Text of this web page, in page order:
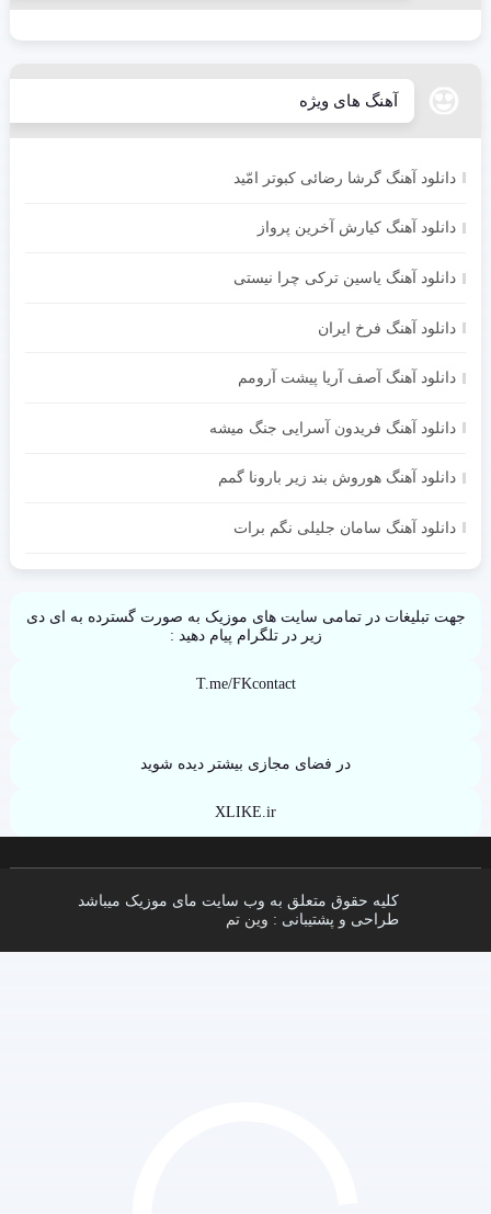
آهنگ های ویژه
دانلود آهنگ گرشا رضائی کبوتر امّید
دانلود آهنگ کیارش آخرین پرواز
دانلود آهنگ یاسین ترکی چرا نیستی
دانلود آهنگ فرخ ایران
دانلود آهنگ آصف آریا پیشت آرومم
دانلود آهنگ فریدون آسرایی جنگ میشه
دانلود آهنگ هوروش بند زیر بارونا گمم
دانلود آهنگ سامان جلیلی نگم برات
جهت تبلیغات در تمامی سایت های موزیک به صورت گسترده به ای دی
زیر در تلگرام پیام دهید :
T.me/FKcontact
در فضای مجازی بیشتر دیده شوید
XLIKE.ir
کلیه حقوق متعلق به وب سایت مای موزیک میباشد
طراحی و پشتیبانی : وین تم